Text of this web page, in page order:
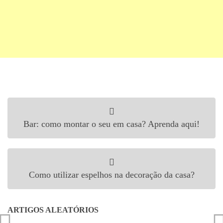
Bar: como montar o seu em casa? Aprenda aqui!
Como utilizar espelhos na decoração da casa?
ARTIGOS ALEATÓRIOS